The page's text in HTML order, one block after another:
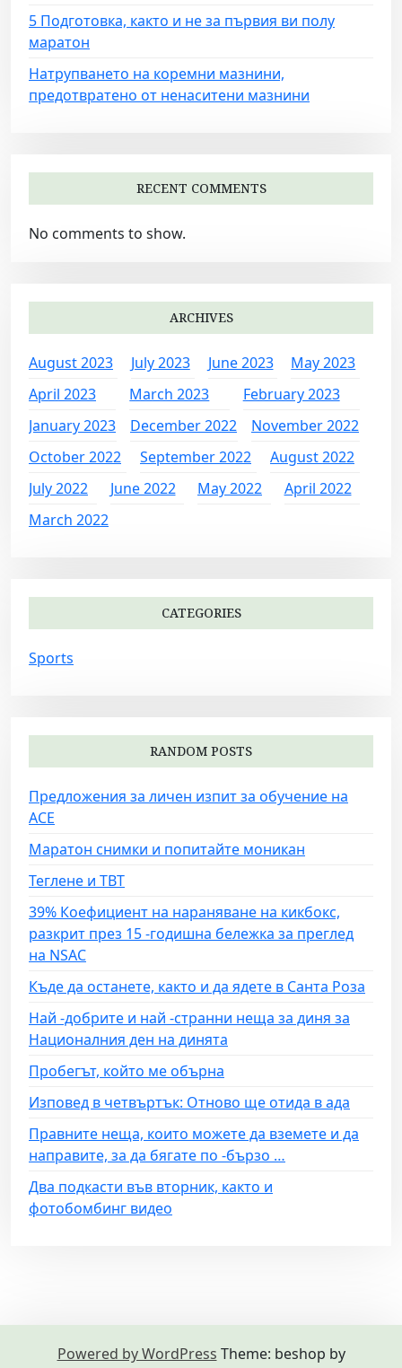
5 Подготовка, както и не за първия ви полу
маратон
Натрупването на коремни мазнини,
предотвратено от ненаситени мазнини
RECENT COMMENTS
No comments to show.
ARCHIVES
August 2023 July 2023 June 2023
May 2023
April 2023
March 2023
February 2023
January 2023
December 2022
November 2022
October 2022
September 2022
August 2022
July 2022
June 2022 May 2022
April 2022
March 2022
CATEGORIES
Sports
RANDOM POSTS
Предложения за личен изпит за обучение на
ACE
Маратон снимки и попитайте моникан
Теглене и TBT
39% Коефициент на нараняване на кикбокс,
разкрит през 15 -годишна бележка за преглед
на NSAC
Къде да останете, както и да ядете в Санта Роза
Най -добрите и най -странни неща за диня за
Националния ден на динята
Пробегът, който ме обърна
Изповед в четвъртък: Отново ще отида в ада
Правните неща, които можете да вземете и да
направите, за да бягате по -бързо …
Два подкасти във вторник, както и
фотобомбинг видео
Powered by WordPress Theme: beshop by